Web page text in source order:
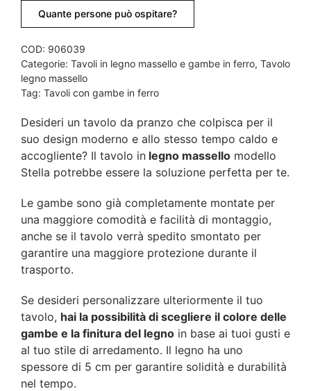
Quante persone può ospitare?
COD: 906039
Categorie: Tavoli in legno massello e gambe in ferro, Tavolo
legno massello
Tag: Tavoli con gambe in ferro
Desideri un tavolo da pranzo che colpisca per il
suo design moderno e allo stesso tempo caldo e
accogliente? Il tavolo in legno massello modello
Stella potrebbe essere la soluzione perfetta per te.
Le gambe sono già completamente montate per
una maggiore comodità e facilità di montaggio,
anche se il tavolo verrà spedito smontato per
garantire una maggiore protezione durante il
trasporto.
Se desideri personalizzare ulteriormente il tuo
tavolo, hai la possibilità di scegliere il colore delle
gambe e la finitura del legno in base ai tuoi gusti e
al tuo stile di arredamento. Il legno ha uno
spessore di 5 cm per garantire solidità e durabilità
nel tempo.